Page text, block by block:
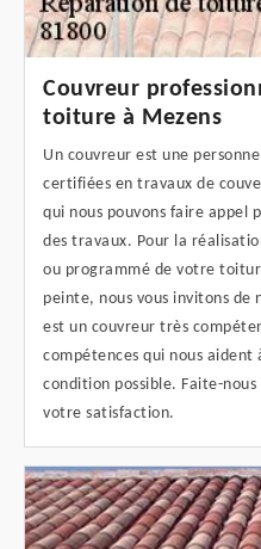
Couvreur
toiture à Mezens
Un couvreur est une
certifiées en travaux de
qui nous pouvons faire appel
des travaux. Pour la
ou programmé de votre
peinte, nous vous invitons de
est un couvreur très
compétences qui nous aident
condition possible. Faite-
votre satisfaction.